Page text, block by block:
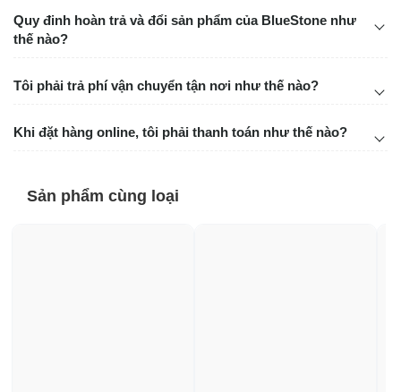
Quy đinh hoàn trả và đổi sản phẩm của BlueStone như
thế nào?
Tôi phải trả phí vận chuyển tận nơi như thế nào?
Khi đặt hàng online, tôi phải thanh toán như thế nào?
Sản phẩm cùng loại